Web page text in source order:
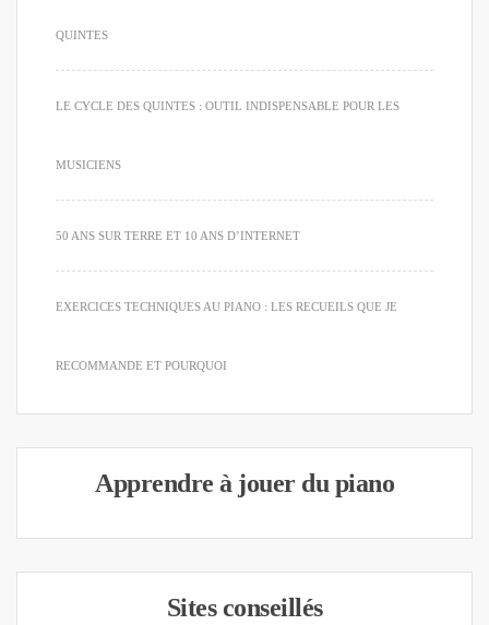
QUINTES
LE CYCLE DES QUINTES : OUTIL INDISPENSABLE POUR LES
MUSICIENS
50 ANS SUR TERRE ET 10 ANS D’INTERNET
EXERCICES TECHNIQUES AU PIANO : LES RECUEILS QUE JE
RECOMMANDE ET POURQUOI
Apprendre à jouer du piano
Sites conseillés